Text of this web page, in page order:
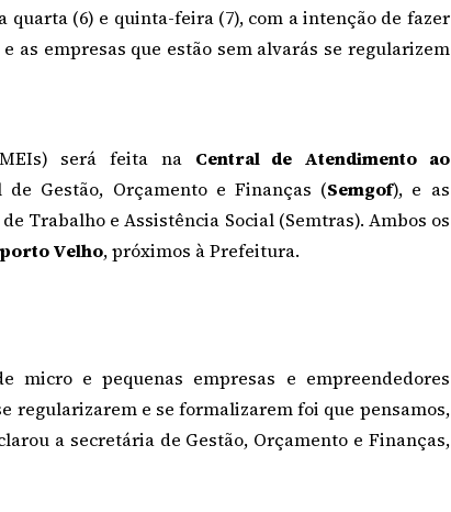
quarta (6) e quinta-feira (7), com a intenção de fazer
as empresas que estão sem alvarás se regularizem
será feita na Central de Atendimento ao
Gestão, Orçamento e Finanças (Semgof), e as
Trabalho e Assistência Social (Semtras). Ambos os
Velho, próximos à Prefeitura.
e pequenas empresas e empreendedores
regularizarem e se formalizarem foi que pensamos,
a secretária de Gestão, Orçamento e Finanças,